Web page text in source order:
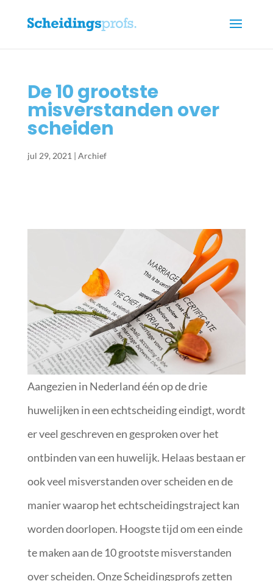
De 10 grootste
misverstanden over
scheiden
jul 29, 2021 | Archief
Aangezien in Nederland één op de drie
huwelijken in een echtscheiding eindigt, wordt
er veel geschreven en gesproken over het
ontbinden van een huwelijk. Helaas bestaan er
ook veel misverstanden over scheiden en de
manier waarop het echtscheidingstraject kan
worden doorlopen. Hoogste tijd om een einde
te maken aan de 10 grootste misverstanden
over scheiden. Onze Scheidingsprofs zetten